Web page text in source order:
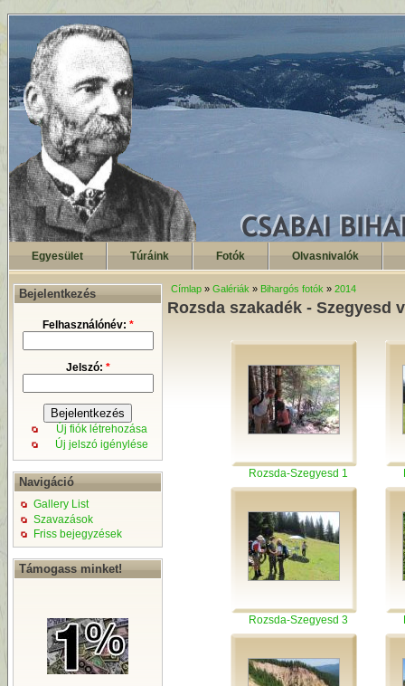
Egyesület Túráink Fotók Olvasnivalók
Bejelentkezés
Felhasználónév: *
Jelszó: *
Új fiók létrehozása
Új jelszó igénylése
Navigáció
Gallery List
Szavazások
Friss bejegyzések
Támogass minket!
Címlap » Galériák » Bihargós fotók » 2014
Rozsda szakadék - Szegyesd
Rozsda-Szegyesd 1
Rozsda-Szegyesd 3